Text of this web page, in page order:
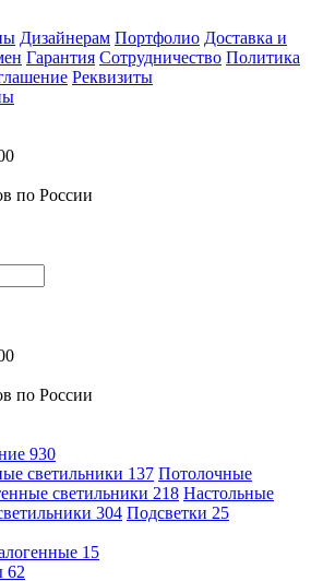
Дизайнерам Портфолио Доставка и
Гарантия Сотрудничество Политика
Реквизиты
по России
по России
930
светильники 137 Потолочные
светильники 218 Настольные
304 Подсветки 25
15
62